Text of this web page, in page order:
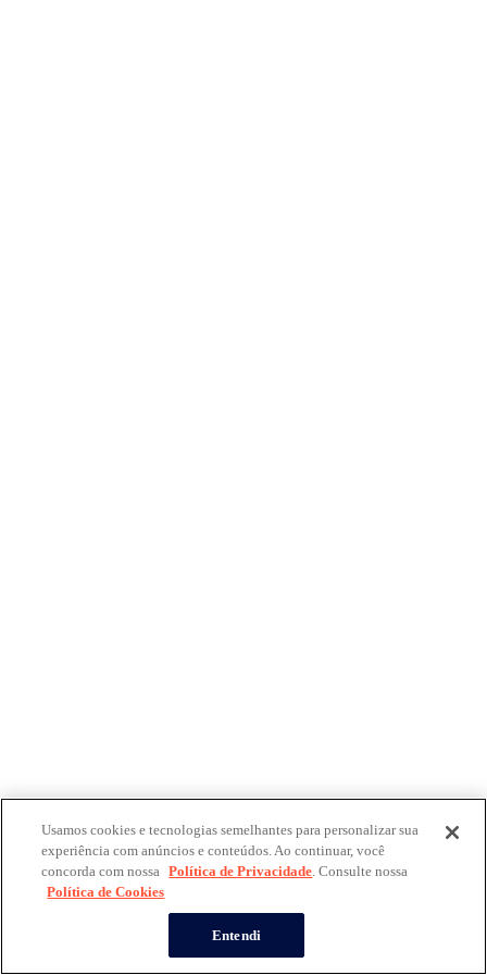
Usamos cookies e tecnologias semelhantes para personalizar sua
experiência com anúncios e conteúdos. Ao continuar, você
concorda com nossa Política de Privacidade. Consulte nossa
Política de Cookies
Entendi